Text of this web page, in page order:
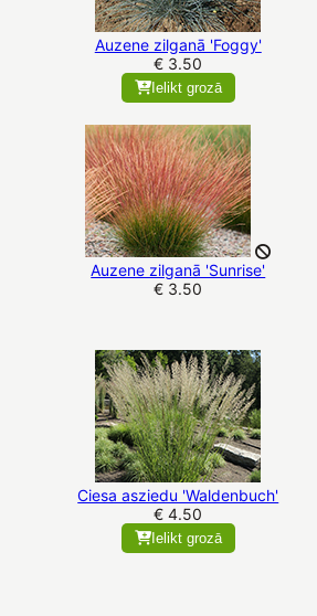
Auzene zilganā 'Foggy'
€ 3.50
Ielikt grozā
Auzene zilganā 'Sunrise'
€ 3.50
Ciesa asziedu 'Waldenbuch'
€ 4.50
Ielikt grozā